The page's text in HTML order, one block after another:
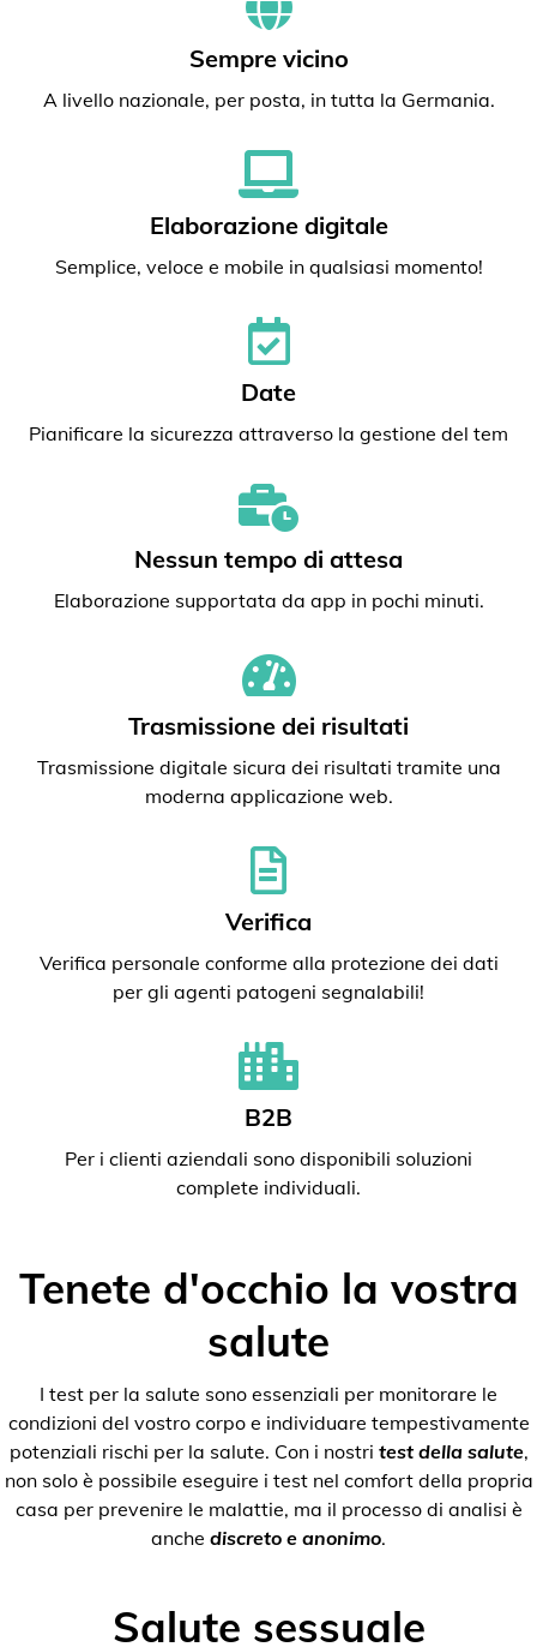
Sempre vicino
A livello nazionale, per posta, in tutta la Germania.
Elaborazione digitale
Semplice, veloce e mobile in qualsiasi momento!
Date
Pianificare la sicurezza attraverso la gestione del tem
Nessun tempo di attesa
Elaborazione supportata da app in pochi minuti.
Trasmissione dei risultati
Trasmissione digitale sicura dei risultati tramite una
moderna applicazione web.
Verifica
Verifica personale conforme alla protezione dei dati
per gli agenti patogeni segnalabili!
B2B
Per i clienti aziendali sono disponibili soluzioni
complete individuali.
Tenete d'occhio la vostra
salute
I test per la salute sono essenziali per monitorare le
condizioni del vostro corpo e individuare tempestivamente
potenziali rischi per la salute. Con i nostri test della salute,
non solo è possibile eseguire i test nel comfort della propria
casa per prevenire le malattie, ma il processo di analisi è
anche discreto e anonimo.
Salute sessuale